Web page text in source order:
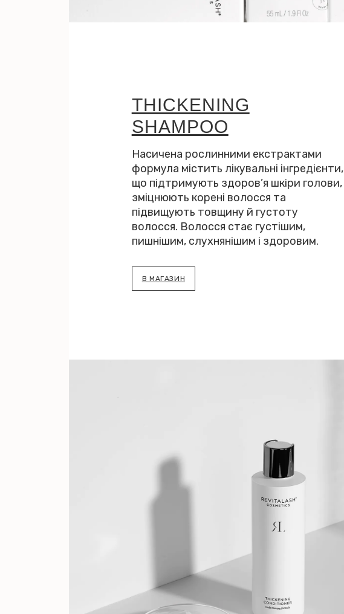
THICKENING
SHAMPOO
Насичена рослинними екстрактами
формула містить лікувальні інгредієнти,
що підтримують здоров’я шкіри голови,
зміцнюють корені волосся та
підвищують товщину й густоту
волосся. Волосся стає густішим,
пишнішим, слухнянішим і здоровим.
В МАГАЗИН